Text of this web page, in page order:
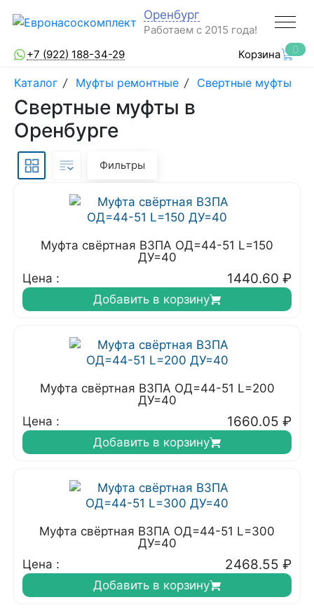
Оренбург
Работаем с 2015 года!
+7 (922) 188-34-29
Корзина 0
Каталог / Муфты ремонтные / Свертные муфты
Свертные муфты в
Оренбурге
Фильтры
Муфта свёртная ВЗПА ОД=44-51 L=150
ДУ=40
Цена :
1440.60 ₽
Добавить в корзину
Муфта свёртная ВЗПА ОД=44-51 L=200
ДУ=40
Цена :
1660.05 ₽
Добавить в корзину
Муфта свёртная ВЗПА ОД=44-51 L=300
ДУ=40
Цена :
2468.55 ₽
Добавить в корзину